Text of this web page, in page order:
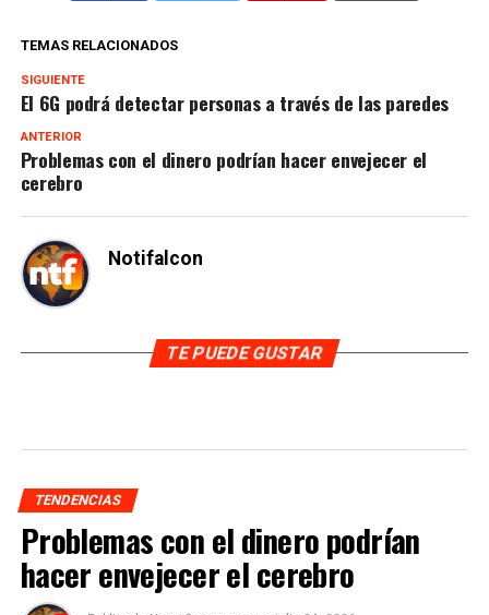
TEMAS RELACIONADOS
SIGUIENTE
El 6G podrá detectar personas a través de las paredes
ANTERIOR
Problemas con el dinero podrían hacer envejecer el
cerebro
Notifalcon
TE PUEDE GUSTAR
TENDENCIAS
Problemas con el dinero podrían
hacer envejecer el cerebro